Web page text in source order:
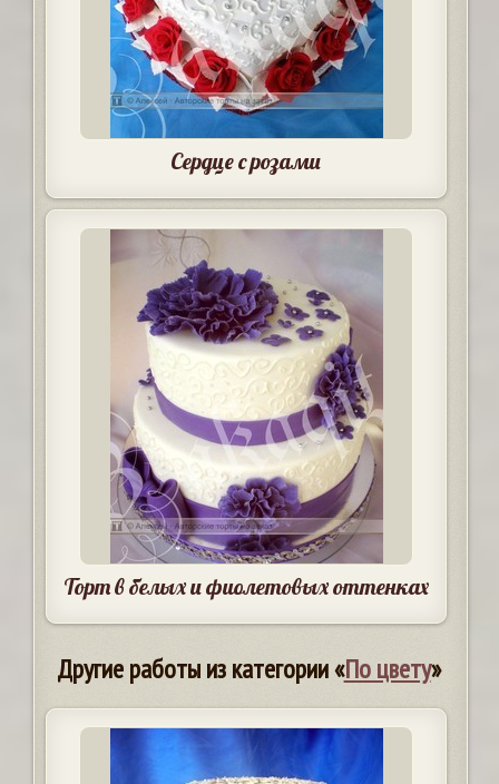
Сердце с розами
Торт в белых и фиолетовых оттенках
Другие работы из категории «По цвету»